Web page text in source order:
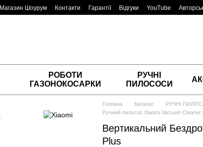
Магазин Шоурум Контакти Гарантії Відгуки YouTube
РОБОТИ
ГАЗОНОКОСАРКИ
РУЧНІ
ПИЛОСОСИ
Головна Каталог РУЧНІ
Ручний пилосос Xiaomi Vacuum Cleaner
Вертикальний
Plus